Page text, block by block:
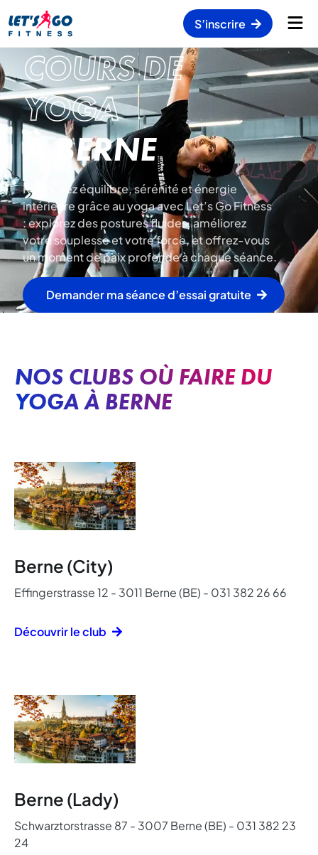
S’inscrire
COURS DE
YOGA
À BERNE
Retrouvez équilibre, sérénité et énergie
intérieure grâce au yoga avec Let’s Go Fitness
: explorez des postures fluides, améliorez
votre souplesse et votre force, et offrez-vous
un moment de paix profonde à chaque séance.
Demander ma séance d’essai gratuite
NOS CLUBS OÙ FAIRE DU
YOGA À BERNE
Berne (City)
Effingerstrasse 12 - 3011 Berne (BE) - 031 382 26 66
Découvrir le club
Berne (Lady)
Schwarztorstrasse 87 - 3007 Berne (BE) - 031 382 23
24